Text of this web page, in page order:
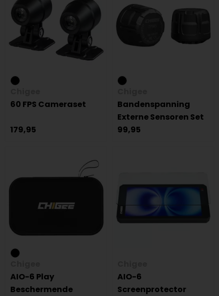
60 FPS Cameraset
179,95
Bandenspanning
Externe Sensoren Set
99,95
AIO-6 Play
Beschermende
AIO-6
Screenprotector